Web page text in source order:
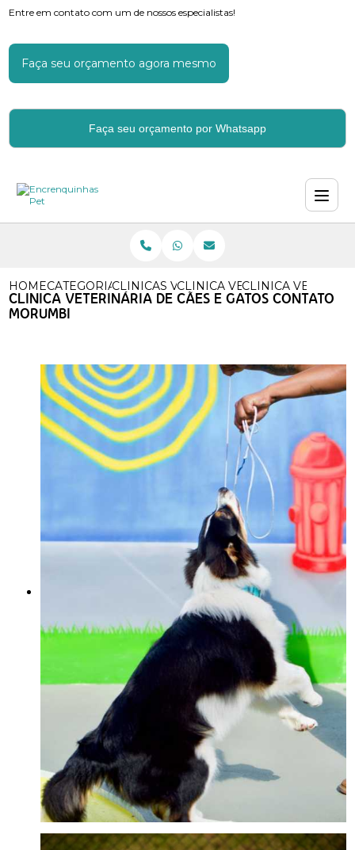
Entre em contato com um de nossos especialistas!
Faça seu orçamento agora mesmo
Faça seu orçamento por Whatsapp
HOMECATEGORIASCLINICAS VETERINARIAS
CLINICA VETERINARIA
CLINICA
CLINICA VETERINÁRIA DE CÃES E GATOS CONTATO
MORUMBI